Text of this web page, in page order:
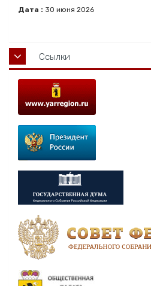
Дата : 30 июня 2026
Ссылки